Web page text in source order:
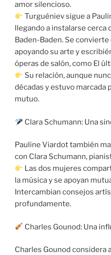
amor silencioso.
Turguéniev sigue a
llegando a instalarse cerca
Baden-Baden. Se
apoyando su arte y
óperas de salón, como El
Su relación, aunque
décadas y estuvo marcada
mutuo.
Clara Schumann: Una
Pauline Viardot también
con Clara Schumann,
Las dos mujeres
la música y se apoyan
Intercambian consejos
profundamente.
Charles Gounod: Una
Charles Gounod considera